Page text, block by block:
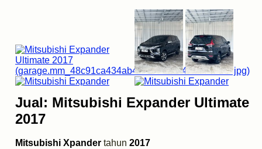
Jual: Mitsubishi Expander Ultimate
2017
Mitsubishi Xpander tahun 2017